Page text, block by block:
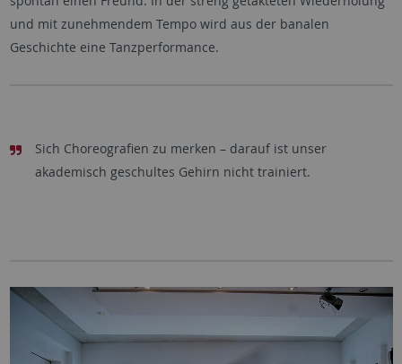
und mit zunehmendem Tempo wird aus der banalen
Geschichte eine Tanzperformance.
Sich Choreografien zu merken – darauf ist unser
akademisch geschultes Gehirn nicht trainiert.